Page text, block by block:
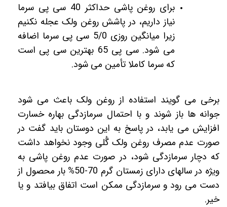
برای روغن پاشی حداکثر 40 سی پی سرما
نیاز داریم، در پاشش روغن ولک عجله نکنیم
زیرا میانگین روزی 5/0 سی پی سرما اضافه
می شود. سی پی 65 بهترین سی پی است
که سرما کاملا تأمین می شود.
برخی می گویند استفاده از روغن ولک باعث می شود
جوانه ها باز شوند و با احتمال سرمازدگی بهاره خسارت
افزایش می یابد، در پاسخ به این دوستان باید گفت در
صورت عدم مصرف روغن ولک گُلی وجود نخواهد داشت
که دچار سرمازدگی شود، در صورت عدم روغن پاشی به
ویژه در سالهای دارای زمستان گرم 70-50% بار محصول از
دست می رود و سرمازدگی ممکن است اتفاق بیافتد و یا
خیر.